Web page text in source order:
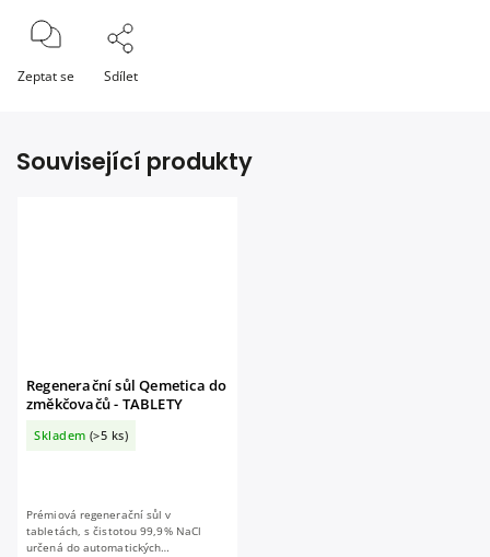
Zeptat se Sdílet
Související produkty
Regenerační sůl Qemetica do
změkčovačů - TABLETY
Skladem (>5 ks)
Prémiová regenerační sůl v
tabletách, s čistotou 99,9% NaCl
určená do automatických